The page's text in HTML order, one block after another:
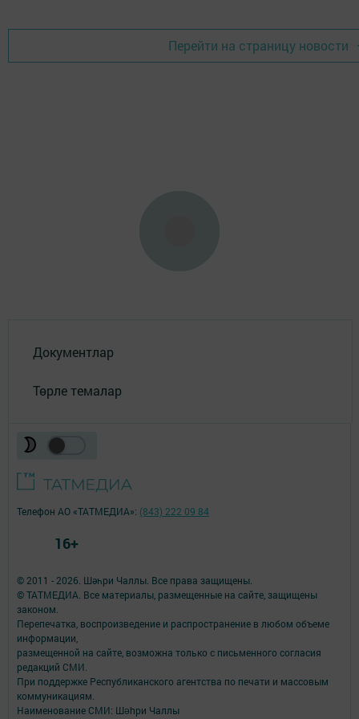
Перейти на страницу новости
Документлар
Төрле темалар
© 2011 - 2026. Шәһри Чаллы. Все права защищены.
© ТАТМЕДИА. Все материалы, размещенные на сайте, защищены
законом.
Перепечатка, воспроизведение и распространение в любом объеме
информации,
размещенной на сайте, возможна только с письменного согласия
редакций СМИ.
При поддержке Республиканского агентства по печати и массовым
коммуникациям.
Наименование СМИ: Шəhри Чаллы
Телефон АО «ТАТМЕДИА»: (843) 222 09 84
16+